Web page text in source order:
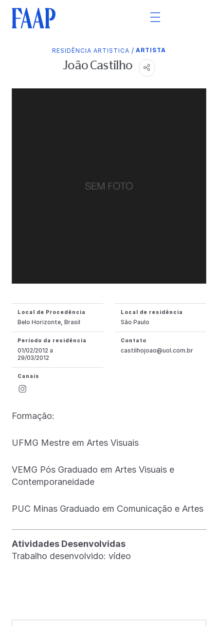
RESIDÊNCIA ARTISTICA / ARTISTA
João Castilho
Local de Procedência
Belo Horizonte, Brasil
Local de residência
São Paulo
Período da residência
01/02/2012 a
29/03/2012
Contato
castilhojoao@uol.com.br
Canais
Formação:
UFMG Mestre em Artes Visuais
VEMG Pós Graduado em Artes Visuais e
Contemporaneidade
PUC Minas Graduado em Comunicação e Artes
Atividades Desenvolvidas
Trabalho desenvolvido: vídeo